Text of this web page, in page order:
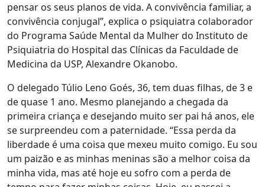
pensar os seus planos de vida. A convivência familiar, a
convivência conjugal”, explica o psiquiatra colaborador
do Programa Saúde Mental da Mulher do Instituto de
Psiquiatria do Hospital das Clínicas da Faculdade de
Medicina da USP, Alexandre Okanobo.
O delegado Túlio Leno Goés, 36, tem duas filhas, de 3 e
de quase 1 ano. Mesmo planejando a chegada da
primeira criança e desejando muito ser pai há anos, ele
se surpreendeu com a paternidade. “Essa perda da
liberdade é uma coisa que mexeu muito comigo. Eu sou
um paizão e as minhas meninas são a melhor coisa da
minha vida, mas até hoje eu sofro com a perda de